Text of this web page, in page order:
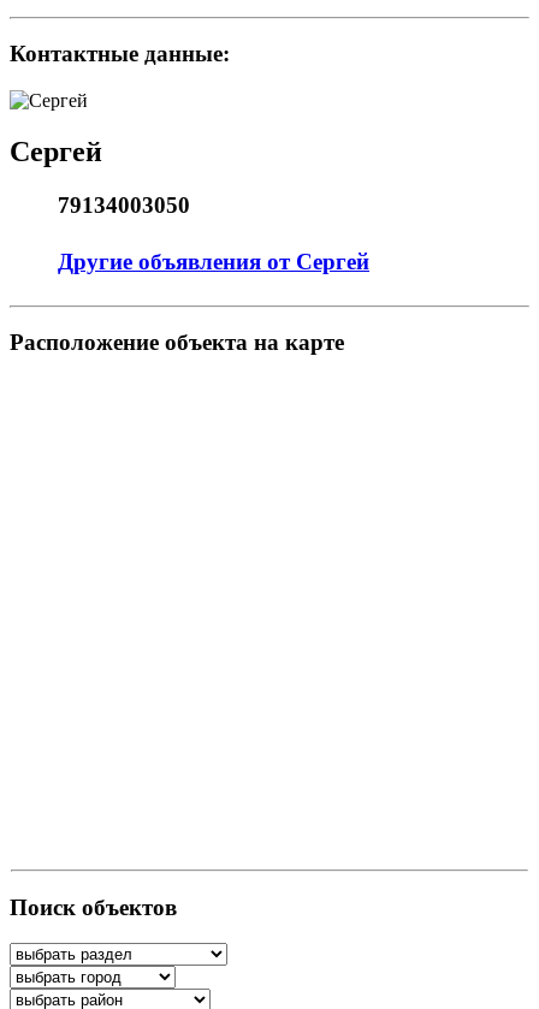
Контактные данные:
Сергей
79134003050
Другие объявления от Сергей
Pасположение объекта на карте
Поиск объектов